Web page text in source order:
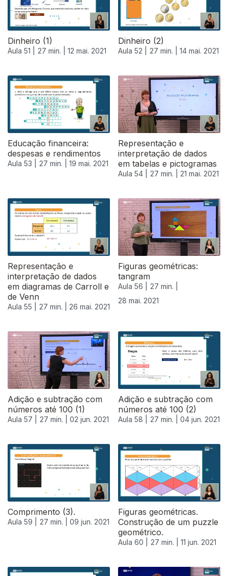
Dinheiro (1)
Aula 51 | 27 min. | 12 mai. 2021
Dinheiro (2)
Aula 52 | 27 min. | 14 mai. 2021
Educação financeira:
despesas e rendimentos
Aula 53 | 27 min. | 19 mai. 2021
Representação e
interpretação de dados
em tabelas e pictogramas
Aula 54 | 27 min. | 21 mai. 2021
Representação e
interpretação de dados
em diagramas de Carroll e
de Venn
Aula 55 | 27 min. | 26 mai. 2021
Figuras geométricas:
tangram
Aula 56 |
27 min. |
28 mai. 2021
Adição e subtração com
números até 100 (1)
Aula 57 | 27 min. | 02 jun. 2021
Adição e subtração com
números até 100 (2)
Aula 58 | 27 min. | 04 jun. 2021
Comprimento (3).
Aula 59 | 27 min. | 09 jun. 2021
Figuras geométricas.
Construção de um puzzle
geométrico.
Aula 60 | 27 min. | 11 jun. 2021
550505